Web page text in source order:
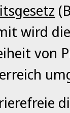
wird die
von